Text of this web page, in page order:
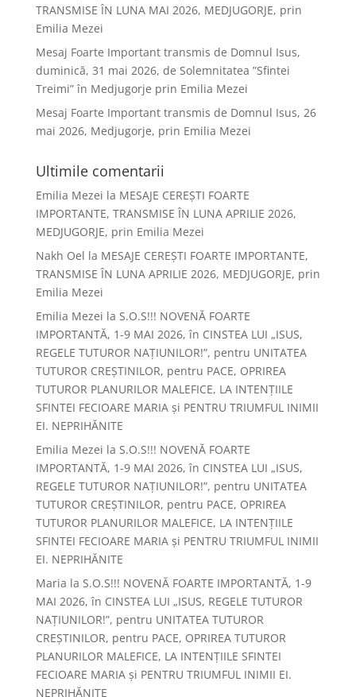
TRANSMISE ÎN LUNA MAI 2026, MEDJUGORJE, prin
Emilia Mezei
Mesaj Foarte Important transmis de Domnul Isus,
duminică, 31 mai 2026, de Solemnitatea ”Sfintei
Treimi” în Medjugorje prin Emilia Mezei
Mesaj Foarte Important transmis de Domnul Isus, 26
mai 2026, Medjugorje, prin Emilia Mezei
Ultimile comentarii
Emilia Mezei la MESAJE CEREȘTI FOARTE
IMPORTANTE, TRANSMISE ÎN LUNA APRILIE 2026,
MEDJUGORJE, prin Emilia Mezei
Nakh Oel la MESAJE CEREȘTI FOARTE IMPORTANTE,
TRANSMISE ÎN LUNA APRILIE 2026, MEDJUGORJE, prin
Emilia Mezei
Emilia Mezei la S.O.S!!! NOVENĂ FOARTE
IMPORTANTĂ, 1-9 MAI 2026, în CINSTEA LUI „ISUS,
REGELE TUTUROR NAȚIUNILOR!”, pentru UNITATEA
TUTUROR CREȘTINILOR, pentru PACE, OPRIREA
TUTUROR PLANURILOR MALEFICE, LA INTENȚIILE
SFINTEI FECIOARE MARIA și PENTRU TRIUMFUL INIMII
EI. NEPRIHĂNITE
Emilia Mezei la S.O.S!!! NOVENĂ FOARTE
IMPORTANTĂ, 1-9 MAI 2026, în CINSTEA LUI „ISUS,
REGELE TUTUROR NAȚIUNILOR!”, pentru UNITATEA
TUTUROR CREȘTINILOR, pentru PACE, OPRIREA
TUTUROR PLANURILOR MALEFICE, LA INTENȚIILE
SFINTEI FECIOARE MARIA și PENTRU TRIUMFUL INIMII
EI. NEPRIHĂNITE
Maria la S.O.S!!! NOVENĂ FOARTE IMPORTANTĂ, 1-9
MAI 2026, în CINSTEA LUI „ISUS, REGELE TUTUROR
NAȚIUNILOR!”, pentru UNITATEA TUTUROR
CREȘTINILOR, pentru PACE, OPRIREA TUTUROR
PLANURILOR MALEFICE, LA INTENȚIILE SFINTEI
FECIOARE MARIA și PENTRU TRIUMFUL INIMII EI.
NEPRIHĂNITE